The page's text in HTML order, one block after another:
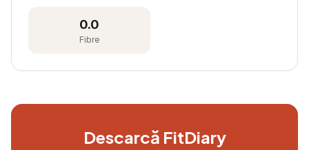
0.0
Fibre
Descarcă FitDiary